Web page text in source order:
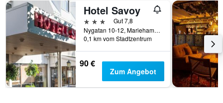
Achse,
Wochentage
anzeigt.
Das
Diagramm
hat
1
Y-
Hotel Savoy
3 Sterne
Gut 7,8
Nygatan 10-12, Mariehamn, Åland, Finnland
0,1 km vom Stadtzentrum
90 €
Zum Angebot